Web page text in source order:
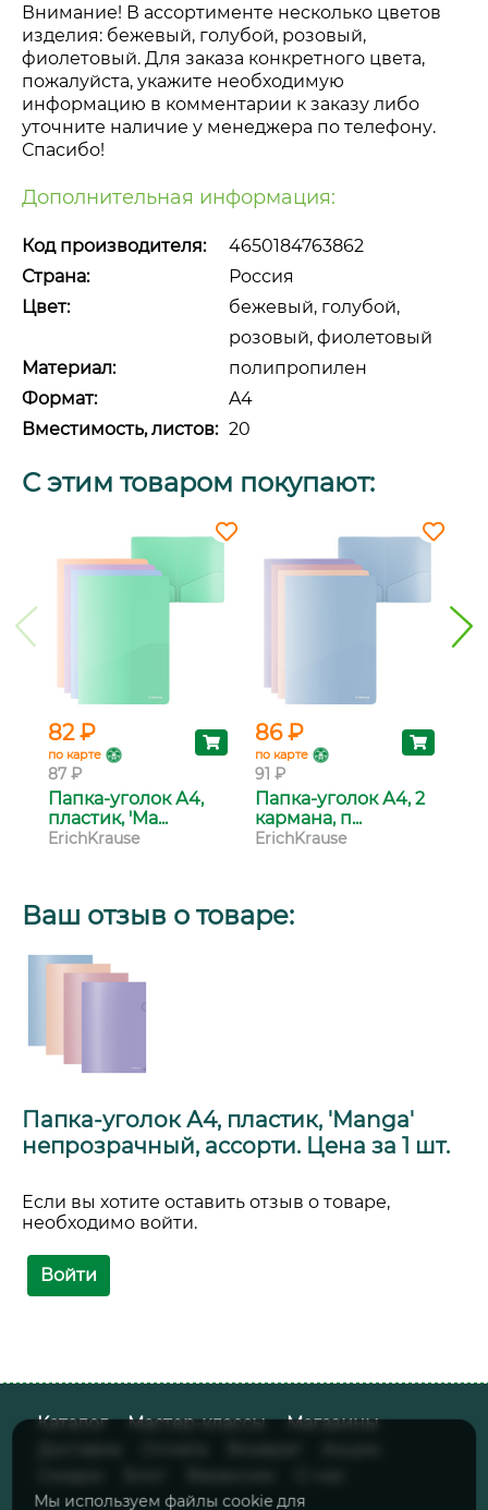
Внимание! В ассортименте несколько цветов
изделия: бежевый, голубой, розовый,
фиолетовый. Для заказа конкретного цвета,
пожалуйста, укажите необходимую
информацию в комментарии к заказу либо
уточните наличие у менеджера по телефону.
Спасибо!
Дополнительная информация:
Код производителя:
4650184763862
Страна:
Россия
Цвет:
бежевый, голубой,
розовый, фиолетовый
Материал:
полипропилен
Формат:
A4
Вместимость, листов: 20
С этим товаром покупают:
82 ₽
по карте
87 ₽
Папка-уголок А4,
пластик, 'Ma...
ErichKrause
86 ₽
по карте
91 ₽
Папка-уголок А4, 2
кармана, п...
ErichKrause
Ваш отзыв о товаре:
Папка-уголок А4, пластик, 'Manga'
непрозрачный, ассорти. Цена за 1 шт.
Если вы хотите оставить отзыв о товаре,
необходимо войти.
Войти
Каталог Мастер-классы
Магазины
Мы используем файлы cookie для